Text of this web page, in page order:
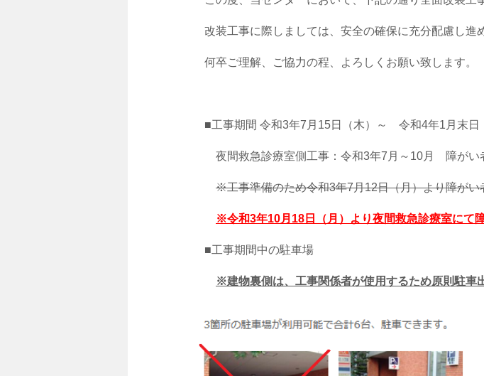
改装工事に際しましては、安全の確保に充分配慮し進
何卒ご理解、ご協力の程、よろしくお願い致します。
■工事期間 令和3年7月15日（木）～ 令和4年1月末日
夜間救急診療室側工事：令和3年7月～10月 障がい
※工事準備のため令和3年7月12日（月）より障が
※令和3年10月18日（月）より夜間救急診療室にて
■工事期間中の駐車場
※建物裏側は、工事関係者が使用するため原則駐車